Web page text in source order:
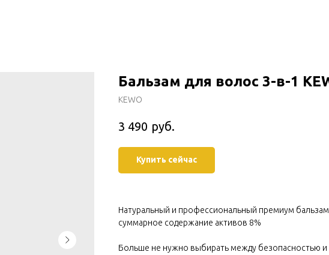
Бальзам для волос 3-в-1
KEWO
3 490 руб.
Купить сейчас
Натуральный и профессиональный премиум бальзам
суммарное содержание активов 8%
Больше не нужно выбирать между безопасностью